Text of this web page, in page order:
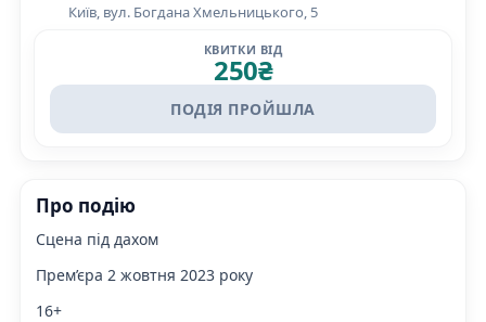
Київ, вул. Богдана Хмельницького, 5
КВИТКИ ВІД
250₴
ПОДІЯ ПРОЙШЛА
Про подію
Сцена під дахом
Прем’єра 2 жовтня 2023 року
16+